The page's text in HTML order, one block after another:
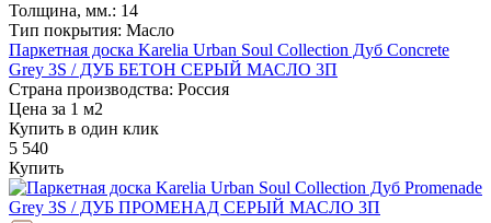
Толщина, мм.: 14
Тип покрытия: Масло
Паркетная доска Karelia Urban Soul Collection Дуб Concrete
Grey 3S / ДУБ БЕТОН СЕРЫЙ МАСЛО 3П
Страна производства: Россия
Цена за 1 м2
Купить в один клик
5 540
Купить